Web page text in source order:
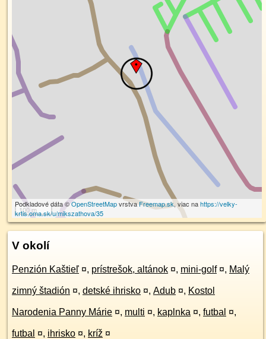
100 m
Podkladové dáta ©OpenStreetMapvrstvaFreemap.sk, viac nahttps://velky-
krtis.oma.sk/u/mikszathova/35
V okolí
Penzión Kaštieľ ¤, prístrešok, altánok ¤, mini-golf ¤, Malý
zimný štadión ¤, detské ihrisko ¤, Adub ¤, Kostol
Narodenia Panny Márie ¤, multi ¤, kaplnka ¤, futbal ¤,
futbal ¤, ihrisko ¤, kríž ¤